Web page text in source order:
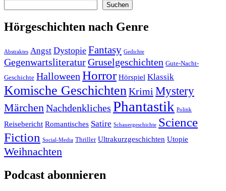
Suchen
Hörgeschichten nach Genre
Abstraktes Angst Dystopie Fantasy Gedichte
GegenwartsliteraturGruselgeschichten Gute-Nacht-
Geschichte Halloween Horror Hörspiel Klassik
Komische GeschichtenKrimi Mystery
MärchenNachdenkliches Phantastik Politik
Reisebericht Romantisches Satire Schauergeschichte Science
Fiction Social-Media Thriller Ultrakurzgeschichten Utopie
Weihnachten
Podcast abonnieren